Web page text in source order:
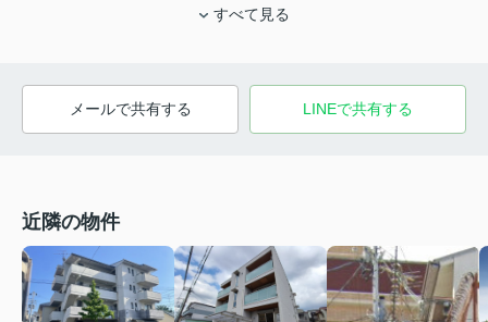
すべて見る
メールで共有する LINEで共有する
近隣の物件